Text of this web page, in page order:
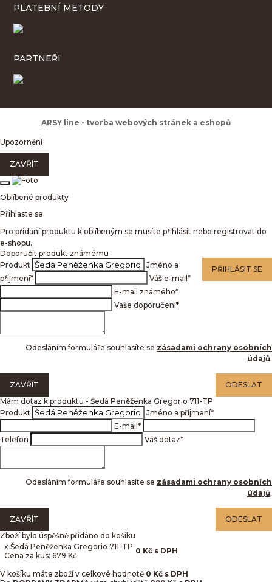
PLATEBNÍ METODY
PARTNEŘI
ARSY line - tvorba webových stránek a eshopů
Upozornění
ZAVŘÍT
Oblíbené produkty
Přihlaste se
Pro přidání produktu k oblíbeným se musíte přihlásit nebo registrovat do
e-shopu.
PŘIHLÁSIT SE
Doporučit produkt známému
Produkt
Jméno a
příjmení* Váš e-mail *
E-mail známého*
Vaše doporučení*
Odesláním formuláře souhlasíte se zásadami ochrany osobních
údajů.
ZAVŘÍT
ODESLAT
Mám dotaz k produktu - Šedá Peněženka Gregorio 711-TP
Produkt
Jméno a příjmení*
E-mail *
Telefon
Váš dotaz*
Odesláním formuláře souhlasíte se zásadami ochrany osobních
údajů.
ZAVŘÍT
ODESLAT
Zboží bylo úspěšně přidáno do košíku
x Šedá Peněženka Gregorio 711-TP
Cena za kus: 679 Kč
0 Kč s DPH
V košíku máte zboží v celkové hodnotě 0 Kč s DPH